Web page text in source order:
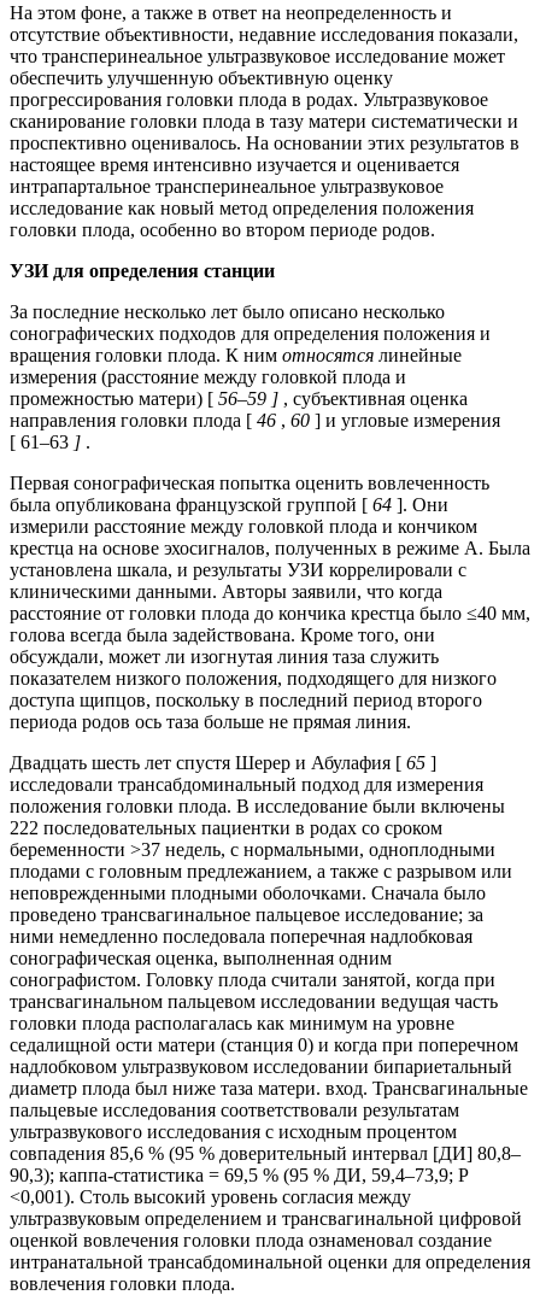
На этом фоне, а также в ответ на неопределенность и
отсутствие объективности, недавние исследования показали,
что трансперинеальное ультразвуковое исследование может
обеспечить улучшенную объективную оценку
прогрессирования головки плода в родах. Ультразвуковое
сканирование головки плода в тазу матери систематически и
проспективно оценивалось. На основании этих результатов в
настоящее время интенсивно изучается и оценивается
интрапартальное трансперинеальное ультразвуковое
исследование как новый метод определения положения
головки плода, особенно во втором периоде родов.
УЗИ для определения станции
За последние несколько лет было описано несколько
сонографических подходов для определения положения и
вращения головки плода. К ним относятся линейные
измерения (расстояние между головкой плода и
промежностью матери) [ 56–59 ] , субъективная оценка
направления головки плода [ 46 , 60 ] и угловые измерения
[ 61–63 ] .
Первая сонографическая попытка оценить вовлеченность
была опубликована французской группой [ 64 ]. Они
измерили расстояние между головкой плода и кончиком
крестца на основе эхосигналов, полученных в режиме А. Была
установлена ​​шкала, и результаты УЗИ коррелировали с
клиническими данными. Авторы заявили, что когда
расстояние от головки плода до кончика крестца было ≤40 мм,
голова всегда была задействована. Кроме того, они
обсуждали, может ли изогнутая линия таза служить
показателем низкого положения, подходящего для низкого
доступа щипцов, поскольку в последний период второго
периода родов ось таза больше не прямая линия.
Двадцать шесть лет спустя Шерер и Абулафия [ 65 ]
исследовали трансабдоминальный подход для измерения
положения головки плода. В исследование были включены
222 последовательных пациентки в родах со сроком
беременности >37 недель, с нормальными, одноплодными
плодами с головным предлежанием, а также с разрывом или
неповрежденными плодными оболочками. Сначала было
проведено трансвагинальное пальцевое исследование; за
ними немедленно последовала поперечная надлобковая
сонографическая оценка, выполненная одним
сонографистом. Головку плода считали занятой, когда при
трансвагинальном пальцевом исследовании ведущая часть
головки плода располагалась как минимум на уровне
седалищной ости матери (станция 0) и когда при поперечном
надлобковом ультразвуковом исследовании бипариетальный
диаметр плода был ниже таза матери. вход. Трансвагинальные
пальцевые исследования соответствовали результатам
ультразвукового исследования с исходным процентом
совпадения 85,6 % (95 % доверительный интервал [ДИ] 80,8–
90,3); каппа-статистика = 69,5 % (95 % ДИ, 59,4–73,9; P
<0,001). Столь высокий уровень согласия между
ультразвуковым определением и трансвагинальной цифровой
оценкой вовлечения головки плода ознаменовал создание
интранатальной трансабдоминальной оценки для определения
вовлечения головки плода.